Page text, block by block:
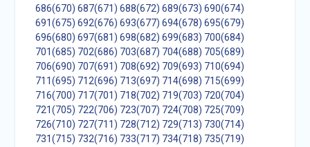
686(670) 687(671) 688(672) 689(673) 690(674)
691(675) 692(676) 693(677) 694(678) 695(679)
696(680) 697(681) 698(682) 699(683) 700(684)
701(685) 702(686) 703(687) 704(688) 705(689)
706(690) 707(691) 708(692) 709(693) 710(694)
711(695) 712(696) 713(697) 714(698) 715(699)
716(700) 717(701) 718(702) 719(703) 720(704)
721(705) 722(706) 723(707) 724(708) 725(709)
726(710) 727(711) 728(712) 729(713) 730(714)
731(715) 732(716) 733(717) 734(718) 735(719)